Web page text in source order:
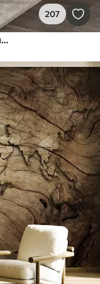
207
Papiers peints Feuilles tropicales dans une forêt brumeuse